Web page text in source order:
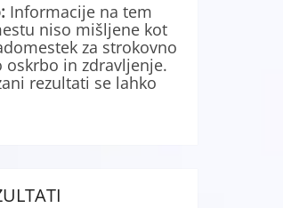
Informacije na tem
niso mišljene kot
za strokovno
oskrbo in zdravljenje.
rezultati se lahko